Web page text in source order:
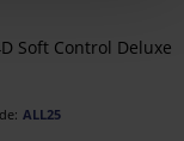
Soft Control Deluxe
ALL25